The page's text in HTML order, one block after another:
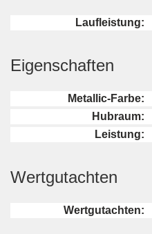
Laufleistung:
Eigenschaften
Metallic-Farbe:
Hubraum:
Leistung:
Wertgutachten
Wertgutachten: